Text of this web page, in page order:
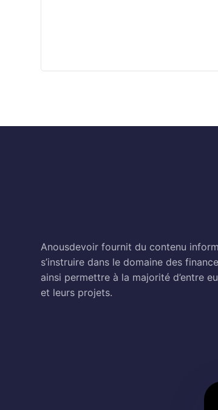
Anousdevoir fournit du contenu
s’instruire dans le domaine des
ainsi permettre à la majorité d’entre
et leurs projets.